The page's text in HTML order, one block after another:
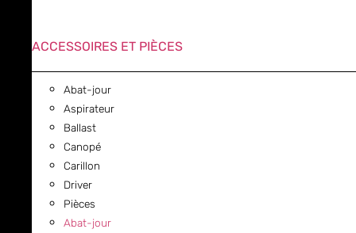
ACCESSOIRES ET PIÈCES
Abat-jour
Aspirateur
Ballast
Canopé
Carillon
Driver
Pièces
Abat-jour